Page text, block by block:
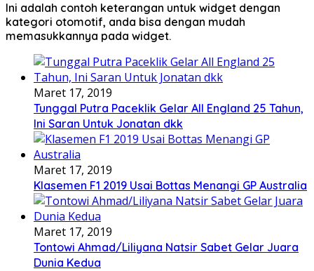
Ini adalah contoh keterangan untuk widget dengan
kategori otomotif, anda bisa dengan mudah
memasukkannya pada widget.
Maret 17, 2019
Tunggal Putra Paceklik Gelar All England 25 Tahun,
Ini Saran Untuk Jonatan dkk
Maret 17, 2019
Klasemen F1 2019 Usai Bottas Menangi GP Australia
Maret 17, 2019
Tontowi Ahmad/Liliyana Natsir Sabet Gelar Juara
Dunia Kedua